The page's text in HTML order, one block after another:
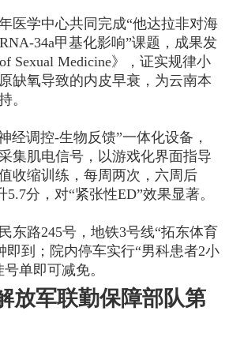
医学中心共同完成“他达拉非对海
34a甲基化影响”课题，成果发
Sexual Medicine》，证实规律小
缺氧导致的内皮早衰，为云南本
。
经调控-生物反馈”一体化设备，
集肌电信号，以游戏化界面指导
收缩训练，每周两次，六周后
分，对“紧张性ED”效果显著。
东路245号，地铁3号线“拓东体育
即到；院内停车实行“男科患者2小
单即可减免。
放军联勤保障部队第